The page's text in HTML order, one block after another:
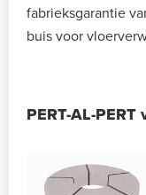
fabrieksgarantie
buis voor
PERT-AL-